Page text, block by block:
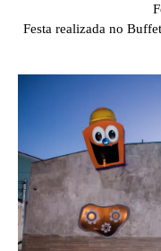
Festa realizada no